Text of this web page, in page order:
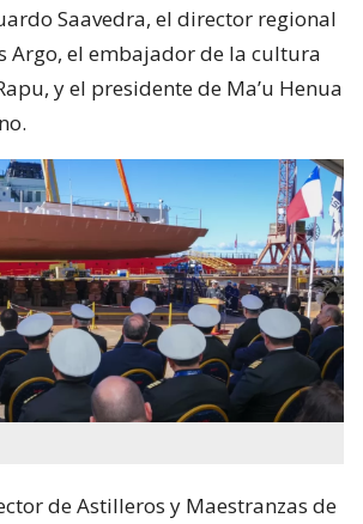
Saavedra, el director regional
Argo, el embajador de la cultura
y el presidente de Ma’u Henua
de Astilleros y Maestranzas de